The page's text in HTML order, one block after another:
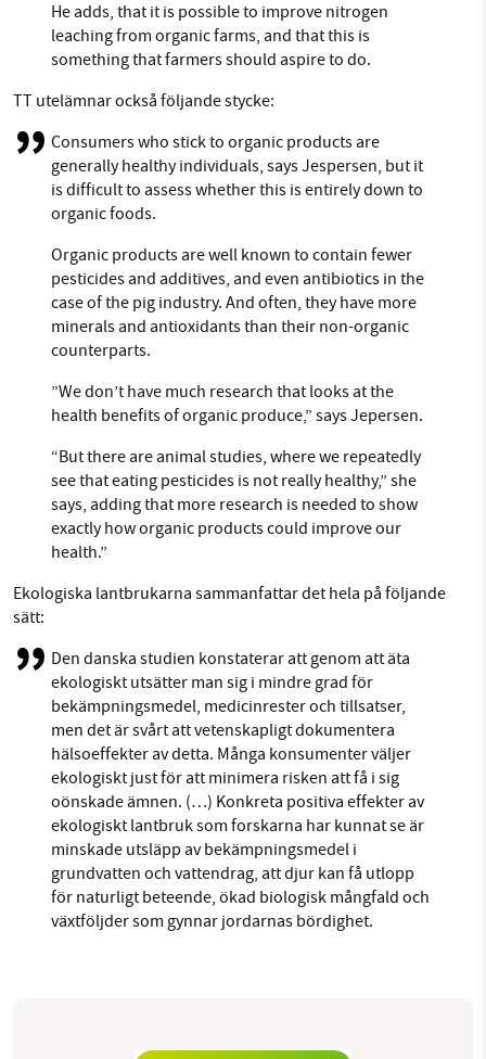
He adds, that it is possible to improve nitrogen
leaching from organic farms, and that this is
something that farmers should aspire to do.
TT utelämnar också följande stycke:
Consumers who stick to organic products are
generally healthy individuals, says Jespersen, but it
is difficult to assess whether this is entirely down to
organic foods.
Organic products are well known to contain fewer
pesticides and additives, and even antibiotics in the
case of the pig industry. And often, they have more
minerals and antioxidants than their non-organic
counterparts.
”We don’t have much research that looks at the
health benefits of organic produce,” says Jepersen.
“But there are animal studies, where we repeatedly
see that eating pesticides is not really healthy,” she
says, adding that more research is needed to show
exactly how organic products could improve our
health.”
Ekologiska lantbrukarna sammanfattar det hela på följande
sätt:
Den danska studien konstaterar att genom att äta
ekologiskt utsätter man sig i mindre grad för
bekämpningsmedel, medicinrester och tillsatser,
men det är svårt att vetenskapligt dokumentera
hälsoeffekter av detta. Många konsumenter väljer
ekologiskt just för att minimera risken att få i sig
oönskade ämnen. (…) Konkreta positiva effekter av
ekologiskt lantbruk som forskarna har kunnat se är
minskade utsläpp av bekämpningsmedel i
grundvatten och vattendrag, att djur kan få utlopp
för naturligt beteende, ökad biologisk mångfald och
växtföljder som gynnar jordarnas bördighet.